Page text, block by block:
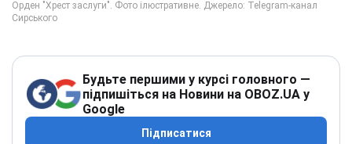
Будьте першими у курсі головного —
підпишіться на Новини на OBOZ.UA у
Google
Підписатися